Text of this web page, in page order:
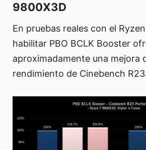
9800X3D
En pruebas reales con el
habilitar PBO BCLK Booster
aproximadamente una mejora
rendimiento de Cinebench